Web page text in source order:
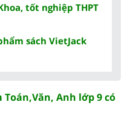
tốt nghiệp THPT
sách VietJack
Anh lớp 9 có